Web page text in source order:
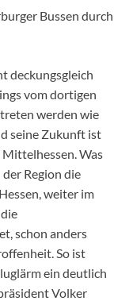
Bussen durch
deckungsgleich
vom dortigen
werden wie
seine Zukunft ist
Was
Region die
weiter im
schon anders
So ist
ein deutlich
Volker